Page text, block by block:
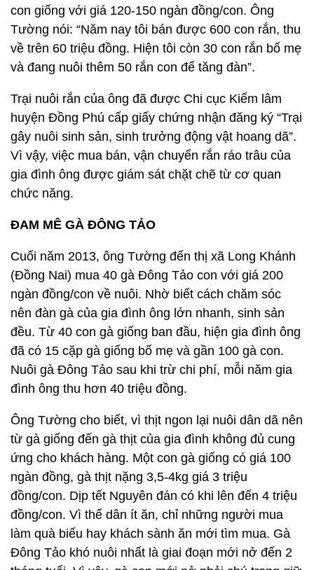
con giống với giá 120-150 ngàn đồng/con. Ông
Tường nói: “Năm nay tôi bán được 600 con rắn, thu
về trên 60 triệu đồng. Hiện tôi còn 30 con rắn bố mẹ
và đang nuôi thêm 50 rắn con để tăng đàn”.
Trại nuôi rắn của ông đã được Chi cục Kiểm lâm
huyện Đồng Phú cấp giấy chứng nhận đăng ký “Trại
gây nuôi sinh sản, sinh trưởng động vật hoang dã”.
Vì vậy, việc mua bán, vận chuyển rắn ráo trâu của
gia đình ông được giám sát chặt chẽ từ cơ quan
chức năng.
ĐAM MÊ GÀ ĐÔNG TẢO
Cuối năm 2013, ông Tường đến thị xã Long Khánh
(Đồng Nai) mua 40 gà Đông Tảo con với giá 200
ngàn đồng/con về nuôi. Nhờ biết cách chăm sóc
nên đàn gà của gia đình ông lớn nhanh, sinh sản
đều. Từ 40 con gà giống ban đầu, hiện gia đình ông
đã có 15 cặp gà giống bố mẹ và gần 100 gà con.
Nuôi gà Đông Tảo sau khi trừ chi phí, mỗi năm gia
đình ông thu hơn 40 triệu đồng.
Ông Tường cho biết, vì thịt ngon lại nuôi dân dã nên
từ gà giống đến gà thịt của gia đình không đủ cung
ứng cho khách hàng. Một con gà giống có giá 100
ngàn đồng, gà thịt nặng 3,5-4kg giá 3 triệu
đồng/con. Dịp tết Nguyên đán có khi lên đến 4 triệu
đồng/con. Vì thế dân ít ăn, chỉ những người mua
làm quà biếu hay khách sành ăn mới tìm mua. Gà
Đông Tảo khó nuôi nhất là giai đoạn mới nở đến 2